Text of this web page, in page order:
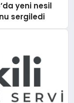
yeni nesil
sergiledi